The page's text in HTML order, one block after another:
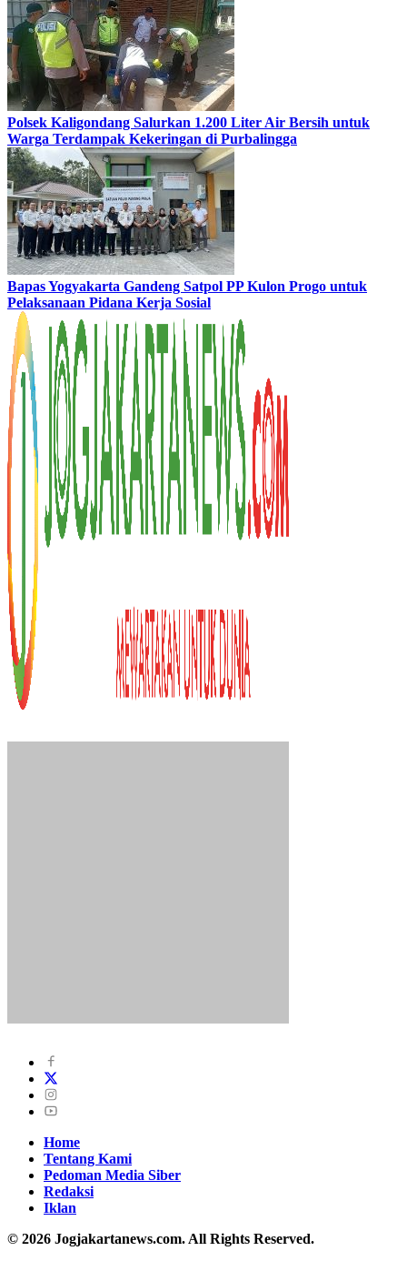
Polsek Kaligondang Salurkan 1.200 Liter Air Bersih untuk
Warga Terdampak Kekeringan di Purbalingga
Bapas Yogyakarta Gandeng Satpol PP Kulon Progo untuk
Pelaksanaan Pidana Kerja Sosial
Home
Tentang Kami
Pedoman Media Siber
Redaksi
Iklan
© 2026 Jogjakartanews.com. All Rights Reserved.